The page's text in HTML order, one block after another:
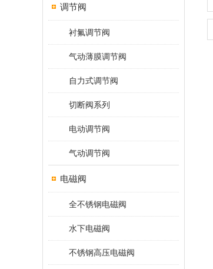
调节阀
衬氟调节阀
气动薄膜调节阀
自力式调节阀
切断阀系列
电动调节阀
气动调节阀
电磁阀
全不锈钢电磁阀
水下电磁阀
不锈钢高压电磁阀